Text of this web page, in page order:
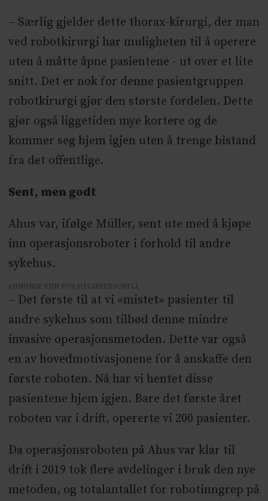
– Særlig gjelder dette thorax-kirurgi, der man
ved robotkirurgi har muligheten til å operere
uten å måtte åpne pasientene - ut over et lite
snitt. Det er nok for denne pasientgruppen
robotkirurgi gjør den største fordelen. Dette
gjør også liggetiden mye kortere og de
kommer seg hjem igjen uten å trenge bistand
fra det offentlige.
Sent, men godt
Ahus var, ifølge Müller, sent ute med å kjøpe
inn operasjonsroboter i forhold til andre
sykehus.
ANNONSE KUN FOR HELSEPERSONELL
– Det første til at vi «mistet» pasienter til
andre sykehus som tilbød denne mindre
invasive operasjonsmetoden. Dette var også
en av hovedmotivasjonene for å anskaffe den
første roboten. Nå har vi hentet disse
pasientene hjem igjen. Bare det første året
roboten var i drift, opererte vi 200 pasienter.
Da operasjonsroboten på Ahus var klar til
drift i 2019 tok flere avdelinger i bruk den nye
metoden, og totalantallet for robotinngrep på